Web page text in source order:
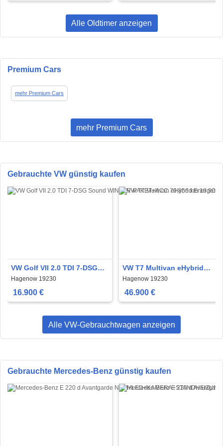
Alle Oldtimer anzeigen
Premium Cars
mehr Premium Cars
mehr Premium Cars
Gebrauchte VW günstig kaufen
VW Golf VII 2.0 TDI 7-DSG
Sound WINTER-
PAKET+ACC
Hagenow 19230
16.900 €
VW T7 Multivan eHybrid
Energetic 6-
SITZ+LED+AHK+DCC
Hagenow 19230
46.900 €
Alle VW-Gebrauchtwagen anzeigen
Gebrauchte Mercedes-Benz günstig kaufen